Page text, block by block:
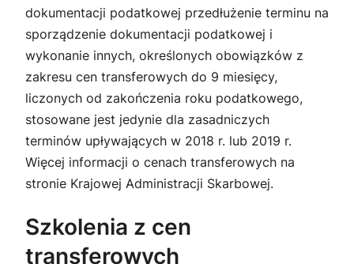
dokumentacji podatkowej przedłużenie terminu na
sporządzenie dokumentacji podatkowej i
wykonanie innych, określonych obowiązków z
zakresu cen transferowych do 9 miesięcy,
liczonych od zakończenia roku podatkowego,
stosowane jest jedynie dla zasadniczych
terminów upływających w 2018 r. lub 2019 r.
Więcej informacji o cenach transferowych na
stronie Krajowej Administracji Skarbowej.
Szkolenia z cen
transferowych